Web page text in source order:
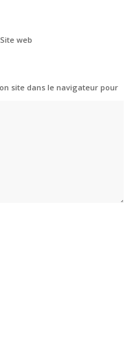
Site web
site dans le navigateur pour